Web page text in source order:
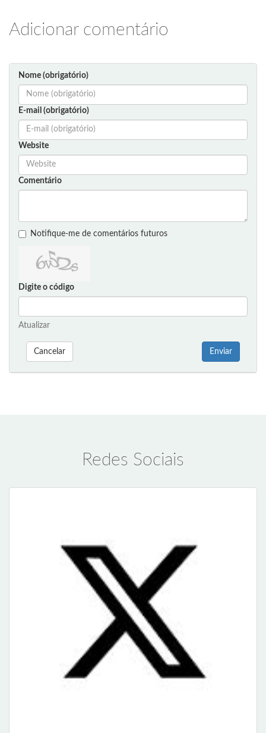
Adicionar comentário
Nome (obrigatório)
E-mail (obrigatório)
Website
Comentário
Notifique-me de comentários futuros
Digite o código
Atualizar
Enviar
Cancelar
Redes Sociais